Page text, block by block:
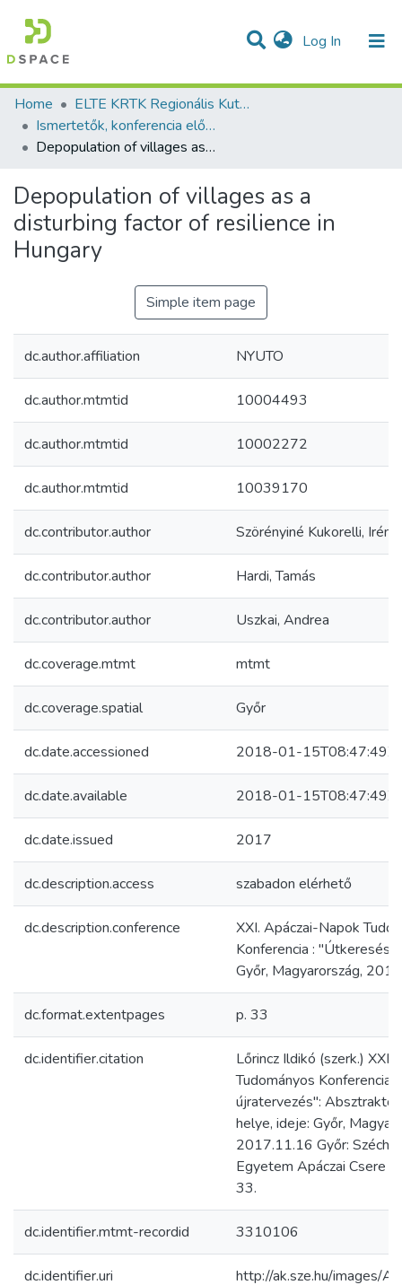
Log In (current)
Communities & Collections
Statistics
All of DSpace
Home
ELTE KRTK Regionális Kutatások Intézete
Ismertetők, konferencia előadás absztraktok - idegen nyelvű (RKI)
Depopulation of villages as a disturbing factor of resilience in Hungary
Depopulation of villages as a
disturbing factor of resilience in
Hungary
Simple item page
dc.author.affiliation NYUTO
dc.author.mtmtid 10004493
dc.author.mtmtid 10002272
dc.author.mtmtid 10039170
dc.contributor.author Szörényiné Kukorelli, Irén
dc.contributor.author Hardi, Tamás
dc.contributor.author Uszkai, Andrea
dc.coverage.mtmt mtmt
dc.coverage.spatial Győr
dc.date.accessioned 2018-01-15T08:47:49Z
dc.date.available 2018-01-15T08:47:49Z
dc.date.issued 2017
dc.description.access szabadon elérhető
dc.description.conference
XXI. Apáczai-Napok
Konferencia : "Útkeresés
Győr, Magyarország,
dc.format.extentpages p. 33
dc.identifier.citation
Lőrincz Ildikó (szerk.) XXI.
Tudományos Konferencia
újratervezés":
helye, ideje: Győr,
2017.11.16 Győr:
Egyetem Apáczai Csere
33.
dc.identifier.mtmt-recordid 3310106
dc.identifier.uri
http://ak.sze.hu/images/